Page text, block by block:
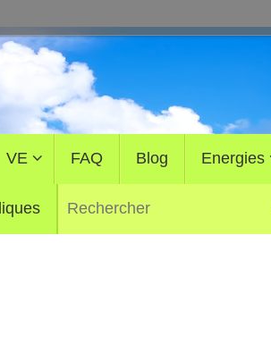
VE FAQ Blog Energies